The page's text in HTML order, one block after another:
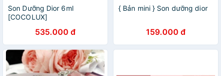
Son Dưỡng Dior 6ml
[COCOLUX]
535.000 đ
{ Bản mini } Son dưỡng dior
159.000 đ